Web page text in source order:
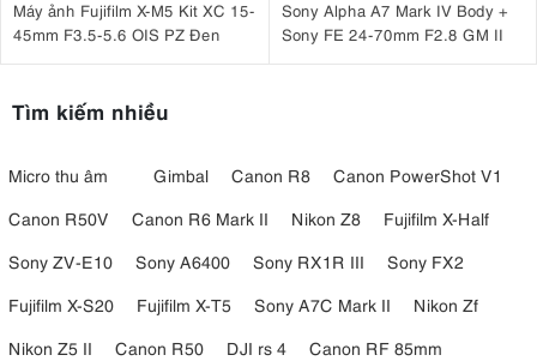
Máy ảnh Fujifilm X-M5 Kit XC 15-
45mm F3.5-5.6 OIS PZ Đen
Sony Alpha A7 Mark IV Body +
Sony FE 24-70mm F2.8 GM II
Tìm kiếm nhiều
Micro thu âm Gimbal Canon R8
Canon PowerShot V1
Canon R50V
Canon R6 Mark II Nikon Z8
Fujifilm X-Half
Sony ZV-E10
Sony A6400 Sony RX1R III
Sony FX2
Fujifilm X-S20
Fujifilm X-T5 Sony A7C Mark II
Nikon Zf
Nikon Z5 II
Canon R50 DJI rs 4
Canon RF 85mm